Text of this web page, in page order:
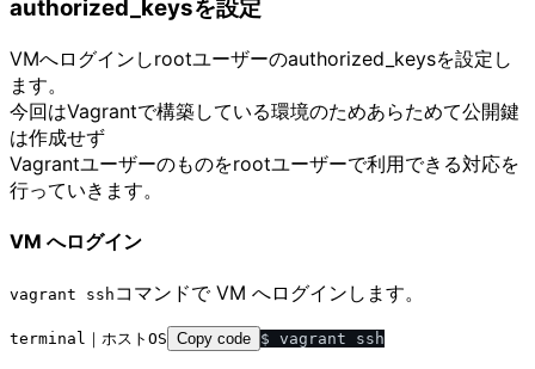
authorized_keysを設定
VMへログインしrootユーザーのauthorized_keysを設定し
ます。
今回はVagrantで構築している環境のためあらためて公開鍵
は作成せず
Vagrantユーザーのものをrootユーザーで利用できる対応を
行っていきます。
VM へログイン
vagrant ssh コマンドで VM へログインします。
terminal｜ホストOS Copy code